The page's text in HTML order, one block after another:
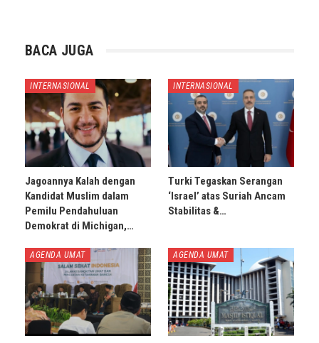
BACA JUGA
INTERNASIONAL
Jagoannya Kalah dengan
Kandidat Muslim dalam
Pemilu Pendahuluan
Demokrat di Michigan,…
INTERNASIONAL
Turki Tegaskan Serangan
‘Israel’ atas Suriah Ancam
Stabilitas &…
AGENDA UMAT AGENDA UMAT